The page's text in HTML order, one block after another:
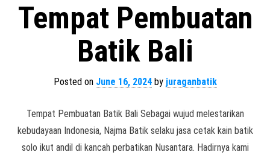
Tempat Pembuatan
Batik Bali
Posted on June 16, 2024by juraganbatik
Tempat Pembuatan Batik Bali Sebagai wujud melestarikan
kebudayaan Indonesia, Najma Batik selaku jasa cetak kain batik
solo ikut andil di kancah perbatikan Nusantara. Hadirnya kami